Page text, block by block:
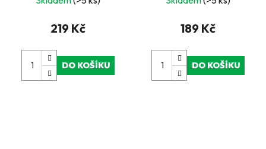
219 Kč
DO KOŠÍKU
189 Kč
DO KOŠÍKU